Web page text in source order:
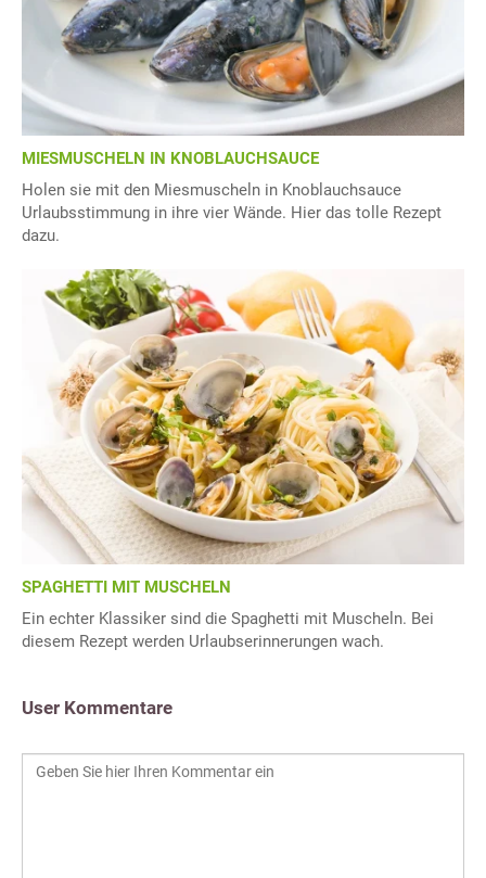
MIESMUSCHELN IN KNOBLAUCHSAUCE
Holen sie mit den Miesmuscheln in Knoblauchsauce
Urlaubsstimmung in ihre vier Wände. Hier das tolle Rezept
dazu.
SPAGHETTI MIT MUSCHELN
Ein echter Klassiker sind die Spaghetti mit Muscheln. Bei
diesem Rezept werden Urlaubserinnerungen wach.
User Kommentare